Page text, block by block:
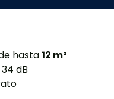
hasta12 m²
dB